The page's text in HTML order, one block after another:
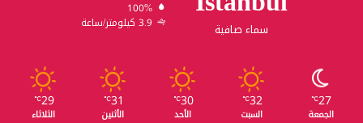
سماء صافية
100%
3.9 كيلومتر/ساعة
27
℃
الجمعة
32
℃
السبت
30
℃
الأحد
31
℃
الأثنين
29
℃
الثلاثاء